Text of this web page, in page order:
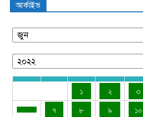
আর্কাইভ
১ ২ ৩
৭
৮ ৯ ১০